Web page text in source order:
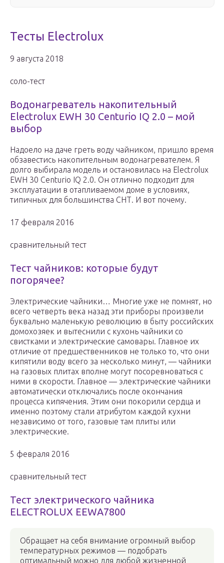
Тесты Electrolux
9 августа 2018
соло-тест
Водонагреватель накопительный
Electrolux EWH 30 Centurio IQ 2.0 – мой
выбор
Надоело на даче греть воду чайником, пришло время
обзавестись накопительным водонагревателем. Я
долго выбирала модель и остановилась на Electrolux
EWH 30 Centurio IQ 2.0. Он отлично подходит для
эксплуатации в отапливаемом доме в условиях,
типичных для большинства СНТ. И вот почему.
17 февраля 2016
сравнительный тест
Тест чайников: которые будут
погорячее?
Электрические чайники… Многие уже не помнят, но
всего четверть века назад эти приборы произвели
буквально маленькую революцию в быту российских
домохозяек и вытеснили с кухонь чайники со
свистками и электрические самовары. Главное их
отличие от предшественников не только то, что они
кипятили воду всего за несколько минут, — чайники
на газовых плитах вполне могут посоревноваться с
ними в скорости. Главное — электрические чайники
автоматически отключались после окончания
процесса кипячения. Этим они покорили сердца и
именно поэтому стали атрибутом каждой кухни
независимо от того, газовые там плиты или
электрические.
5 февраля 2016
сравнительный тест
Тест электрического чайника
ELECTROLUX EEWA7800
Обращает на себя внимание огромный выбор
температурных режимов — подобрать
оптимальный можно для любой жизненной